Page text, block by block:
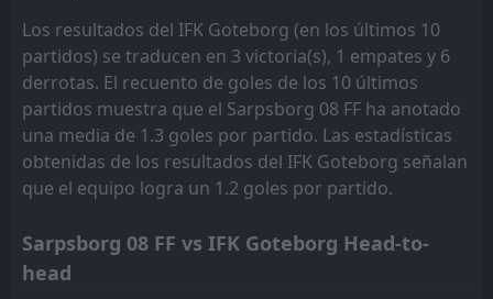
FT
12:00
12Jul
Malmo FF
IFK Goteborg
4
0
12:00
05Jul
IFK Goteborg
AIK stockholm
L
FT
14:00
Jun
IFK Goteborg
Ham-Kam
1
FT
15:00
18
IFK Goteborg
1
Los resultados del IFK Goteborg (en los últimos 10
partidos) se traducen en 3 victoria(s), 1 empates y 6
derrotas. El recuento de goles de los 10 últimos
partidos muestra que el Sarpsborg 08 FF ha anotado
una media de 1.3 goles por partido. Las estadísticas
obtenidas de los resultados del IFK Goteborg señalan
que el equipo logra un 1.2 goles por partido.
Sarpsborg 08 FF vs IFK Goteborg Head-to-
head